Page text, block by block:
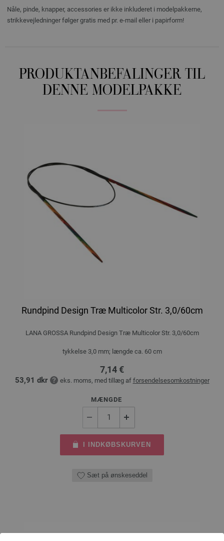
Nåle, pinde, knapper, accessories er ikke inkluderet i modelpakkerne,
strikkevejledninger følger gratis med pr. e-mail eller i papirform!
PRODUKTANBEFALINGER TIL
DENNE MODELPAKKE
Rundpind Design Træ Multicolor Str. 3,0/60cm
LANA GROSSA Rundpind Design Træ Multicolor Str. 3,0/60cm
tykkelse 3,0 mm; længde ca. 60 cm
7,14 €
53,91 dkr eks. moms, med tillæg af forsendelsesomkostninger
MÆNGDE
I INDKØBSKURVEN
Sæt på ønskeseddel